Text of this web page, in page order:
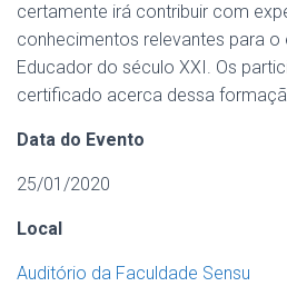
certamente irá contribuir com
conhecimentos relevantes para
Educador do século XXI. Os
certificado acerca dessa
Data do Evento
25/01/2020
Local
Auditório da Faculdade Sensu